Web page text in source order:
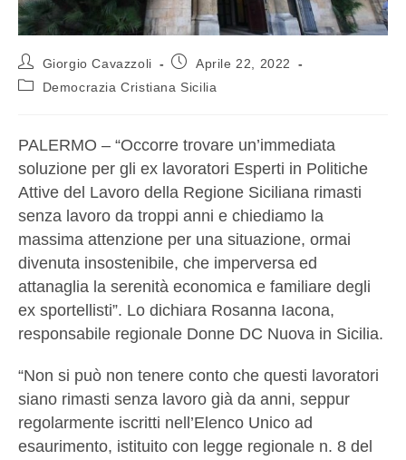
Giorgio Cavazzoli
Aprile 22, 2022
Democrazia Cristiana Sicilia
PALERMO – “Occorre trovare un’immediata
soluzione per gli ex lavoratori Esperti in Politiche
Attive del Lavoro della Regione Siciliana rimasti
senza lavoro da troppi anni e chiediamo la
massima attenzione per una situazione, ormai
divenuta insostenibile, che imperversa ed
attanaglia la serenità economica e familiare degli
ex sportellisti”. Lo dichiara Rosanna Iacona,
responsabile regionale Donne DC Nuova in Sicilia.
“Non si può non tenere conto che questi lavoratori
siano rimasti senza lavoro già da anni, seppur
regolarmente iscritti nell’Elenco Unico ad
esaurimento, istituito con legge regionale n. 8 del